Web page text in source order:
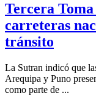
Tercera
carreteras
tránsito
La Sutran indicó que
Arequipa y Puno
como parte de ...